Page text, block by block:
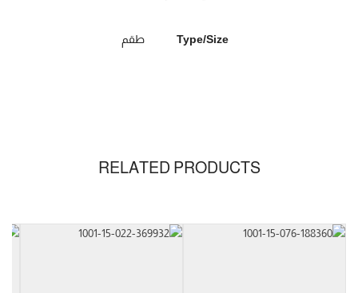
Type/Size طقم
RELATED PRODUCTS